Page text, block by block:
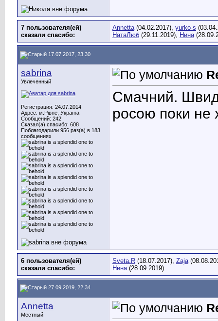
7 пользователя(ей)
сказали cпасибо:
Annetta(04.02.2017), yurko-s
НатаЛюб (29.11.2019), Нина
17.07.2017, 23:30
sabrina
Увлеченный
Регистрация: 24.07.2014
Адрес: м.Рівне, Україна
Сообщений: 242
Сказал(а) спасибо: 608
Поблагодарили 956 раз(а) в 183
сообщениях
Смачний.
росою поки не
6 пользователя(ей)
сказали cпасибо:
Sveta.R (18.07.2017), Zaja
Нина(28.09.2019)
27.09.2019, 22:34
Annetta
Местный